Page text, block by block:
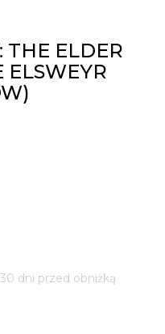
THE ELDER
ELSWEYR
dni przed obniżką